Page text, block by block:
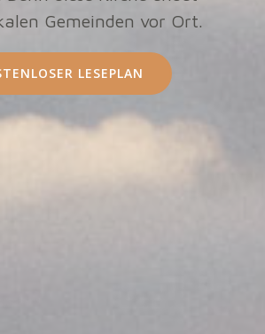
Gemeinden vor Ort.
LESEPLAN